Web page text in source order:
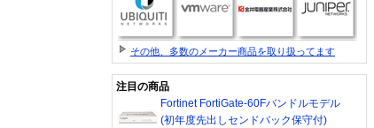
その他、多数のメーカー商品を取り扱ってます
注目の商品
Fortinet FortiGate-60Fバンドルモデル
(初年度先出しセンドバック保守付)